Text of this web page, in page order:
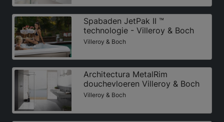
Spabaden JetPak II ™
technologie - Villeroy & Boch
Villeroy & Boch
Architectura MetalRim
douchevloeren Villeroy & Boch
Villeroy & Boch